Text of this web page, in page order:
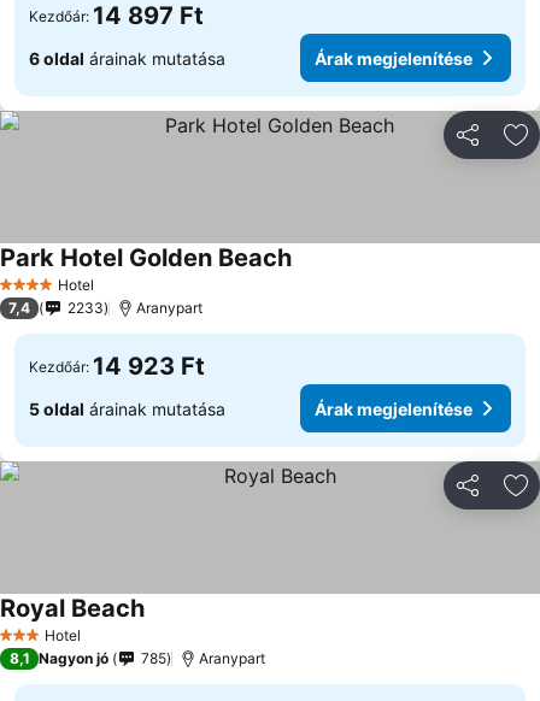
Kezdőár: 14 897 Ft
6 oldal árainak mutatása Árak megjelenítése
4 KategóriaHotel
Park Hotel Golden Beach
7,4 2233 Aranypart
Kezdőár: 14 923 Ft
5 oldal árainak mutatása Árak megjelenítése
3 Kategória
Hotel
Royal Beach
8,1 Nagyon jó 785 Aranypart